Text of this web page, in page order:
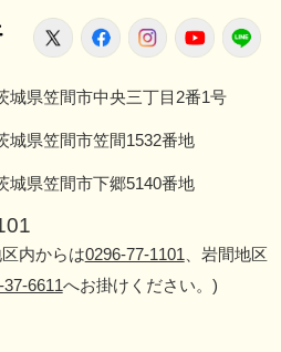
笠間市役所
X FacebookInstagram
城県笠間市中央三丁目2番1号
城県笠間市笠間1532番地
城県笠間市下郷5140番地
内からは0296-77-1101 、岩間地区
37-6611へお掛けください。)